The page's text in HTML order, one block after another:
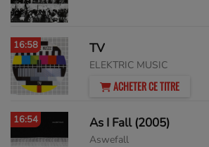
16:58 TV
ELEKTRIC MUSIC
ACHETER CE TITRE
16:54 As I Fall (2005)
Aswefall